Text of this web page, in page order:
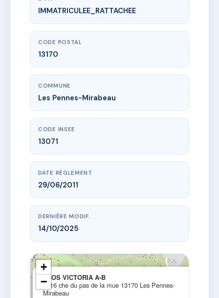
www.vme.plus/AC6466205
CLOS VICTORIA A-B
1516 che du pas de la mue
13170 Les Pennes-Mirabeau
IMMATRICULEE_RATTACHEE
CODE POSTAL
13170
COMMUNE
Les Pennes-Mirabeau
CODE INSEE
13071
DATE RÈGLEMENT
29/06/2011
DERNIÈRE MODIF.
14/10/2025
CLOS VICTORIA A-B
1516 che du pas de la mue 13170 Les Pennes-
Mirabeau
+
−